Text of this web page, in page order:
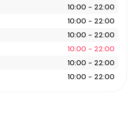
10:00 - 22:00
10:00 - 22:00
10:00 - 22:00
10:00 - 22:00
10:00 - 22:00
10:00 - 22:00